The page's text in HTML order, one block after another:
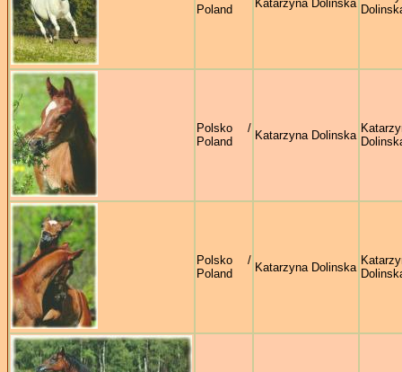
Poland
Katarzyna Dolinska
Polsko /
Poland
Katarzyna Dolinska
Polsko /
Poland
Katarzyna Dolinska